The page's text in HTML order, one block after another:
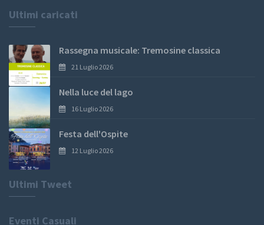
Ultimi caricati
Rassegna musicale: Tremosine classica
21 Luglio 2026
Nella luce del lago
16 Luglio 2026
Festa dell'Ospite
12 Luglio 2026
Ultimi Tweet
Eventi Casuali